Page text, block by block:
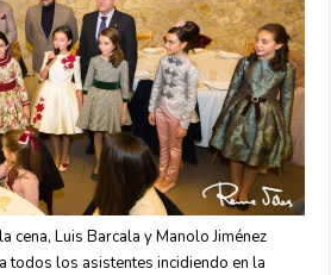
cena, Luis Barcala y Manolo Jiménez
todos los asistentes incidiendo en la